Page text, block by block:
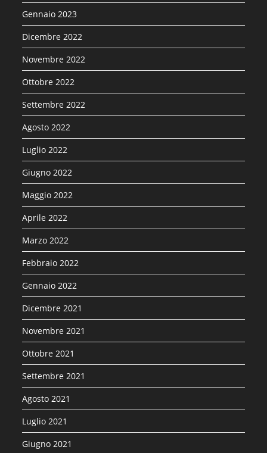
Gennaio 2023
Dicembre 2022
Novembre 2022
Ottobre 2022
Settembre 2022
Agosto 2022
Luglio 2022
Giugno 2022
Maggio 2022
Aprile 2022
Marzo 2022
Febbraio 2022
Gennaio 2022
Dicembre 2021
Novembre 2021
Ottobre 2021
Settembre 2021
Agosto 2021
Luglio 2021
Giugno 2021